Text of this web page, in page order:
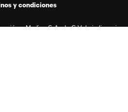
y condiciones
y Medios S.A. de C.V. bajo licencia